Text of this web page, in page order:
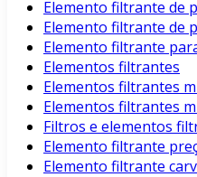
Elemento filtrante de
Elemento filtrante de
Elemento filtrante
Elementos filtrantes
Elementos filtrantes
Elementos filtrantes
Filtros e elementos
Elemento filtrante
Elemento filtrante